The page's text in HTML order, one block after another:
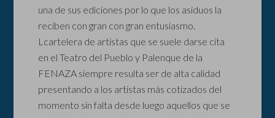
una de sus ediciones por lo que los asiduos la
reciben con gran con gran entusiasmo.
Lcartelera de artistas que se suele darse cita
en el Teatro del Pueblo y Palenque de la
FENAZA siempre resulta ser de alta calidad
presentando a los artistas más cotizados del
momento sin falta desde luego aquellos que se